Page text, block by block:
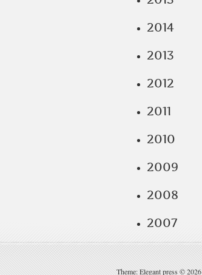
2014
2013
2012
2011
2010
2009
2008
2007
Theme: Elegant press © 2026